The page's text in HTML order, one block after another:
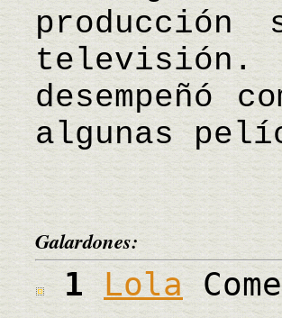
producción
televisión.
desempeñó
algunas
Galardones:
1Lola